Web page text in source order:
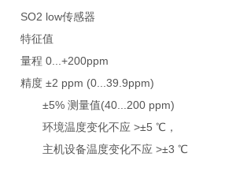
SO2 low传感器
特征值
量程 0...+200ppm
精度 ±2 ppm (0...39.9ppm)
±5%测量值(40...200 ppm)
环境温度变化不应 >±5 ℃ ，
主机设备温度变化不应 >±3 ℃